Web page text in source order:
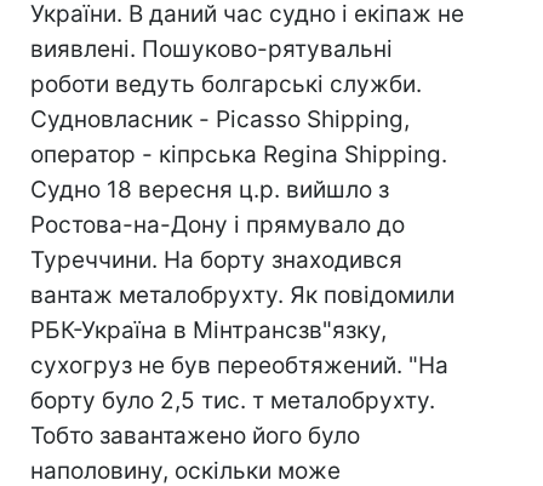
України. В даний час судно і екіпаж не
виявлені. Пошуково-рятувальні
роботи ведуть болгарські служби.
Судновласник - Picasso Shipping,
оператор - кіпрська Regina Shipping.
Судно 18 вересня ц.р. вийшло з
Ростова-на-Дону і прямувало до
Туреччини. На борту знаходився
вантаж металобрухту. Як повідомили
РБК-Україна в Мінтрансзв"язку,
сухогруз не був переобтяжений. "На
борту було 2,5 тис. т металобрухту.
Тобто завантажено його було
наполовину, оскільки може